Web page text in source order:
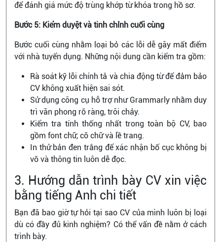
để đánh giá mức độ trùng khớp từ khóa trong hồ sơ.
Bước 5: Kiểm duyệt và tinh chỉnh cuối cùng
Bước cuối cùng nhằm loại bỏ các lỗi dễ gây mất điểm
với nhà tuyển dụng. Những nội dung cần kiểm tra gồm:
Rà soát kỹ lỗi chính tả và chia động từ để đảm bảo
CV không xuất hiện sai sót.
Sử dụng công cụ hỗ trợ như Grammarly nhằm duy
trì văn phong rõ ràng, trôi chảy.
Kiểm tra tính thống nhất trong toàn bộ CV, bao
gồm font chữ, cỡ chữ và lề trang.
In thử bản đen trắng để xác nhận bố cục không bị
vỡ và thông tin luôn dễ đọc.
3. Hướng dẫn trình bày CV xin việc
bằng tiếng Anh chi tiết
Bạn đã bao giờ tự hỏi tại sao CV của mình luôn bị loại
dù có đầy đủ kinh nghiệm? Có thể vấn đề nằm ở cách
trình bày.